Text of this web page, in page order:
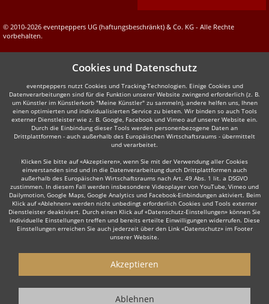
© 2010-2026 eventpeppers UG (haftungsbeschränkt) & Co. KG - Alle Rechte
vorbehalten.
Cookies und Datenschutz
eventpeppers nutzt Cookies und Tracking-Technologien. Einige Cookies und
Datenverarbeitungen sind für die Funktion unserer Website zwingend erforderlich (z. B.
um Künstler im Künstlerkorb "Meine Künstler" zu sammeln), andere helfen uns, Ihnen
einen optimierten und individualisierten Service zu bieten. Wir binden so auch Tools
externer Dienstleister wie z. B. Google, Facebook und Vimeo auf unserer Website ein.
Durch die Einbindung dieser Tools werden personenbezogene Daten an
Drittplattformen - auch außerhalb des Europäischen Wirtschaftsraums - übermittelt
und verarbeitet.
Klicken Sie bitte auf «Akzeptieren», wenn Sie mit der Verwendung aller Cookies
einverstanden sind und in die Datenverarbeitung durch Drittplattformen auch
außerhalb des Europäischen Wirtschaftsraums nach Art. 49 Abs. 1 lit. a DSGVO
zustimmen. In diesem Fall werden insbesondere Videoplayer von YouTube, Vimeo und
Dailymotion, Google Maps, Google Analytics und Facebook-Einbindungen aktiviert. Beim
Klick auf «Ablehnen» werden nicht unbedingt erforderlich Cookies und Tools externer
Dienstleister deaktiviert. Durch einen Klick auf «Datenschutz-Einstellungen» können Sie
individuelle Einstellungen treffen und bereits erteilte Einwilligungen widerrufen. Diese
Einstellungen erreichen Sie auch jederzeit über den Link «Datenschutz» im Footer
unserer Website.
Akzeptieren
Ablehnen